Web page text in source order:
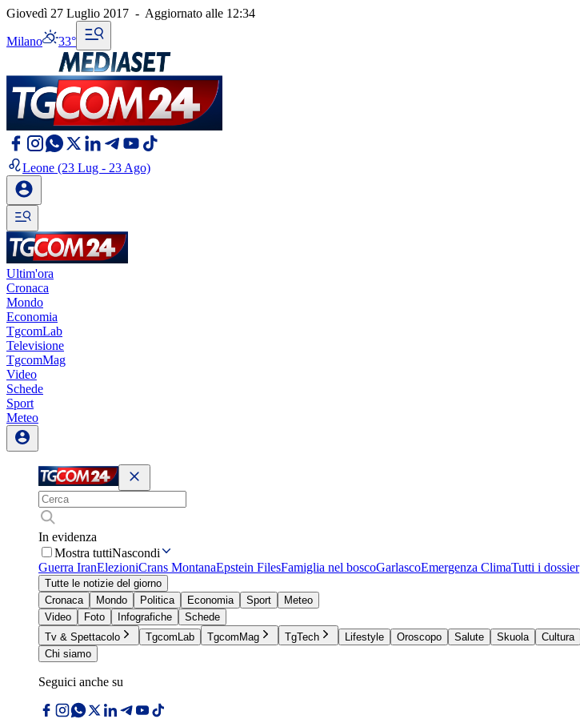
Giovedì 27 Luglio 2017 - Aggiornato alle 12:34
Milano 33°
Leone (23 Lug - 23 Ago)
Ultim'ora
Cronaca
Mondo
Economia
TgcomLab
Televisione
TgcomMag
Video
Schede
Sport
Meteo
In evidenza
Mostra tuttiNascondi
Guerra IranElezioniCrans MontanaEpstein FilesFamiglia nel boscoGarlascoEmergenza ClimaTutti i dossier
Tutte le notizie del giorno
Cronaca
Mondo Politica Economia Sport
Meteo
Video
Foto Infografiche
Schede
Tv & Spettacolo
TgcomLab TgcomMag TgTech Lifestyle Oroscopo Salute Skuola Cultura
Chi siamo
Seguici anche su